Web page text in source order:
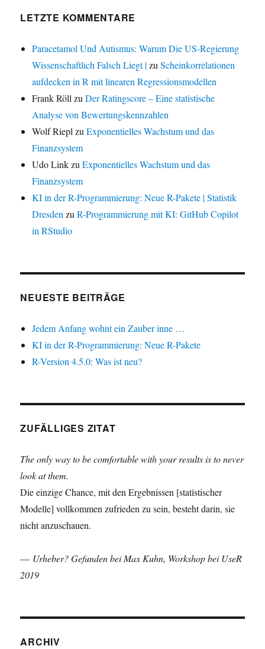
LETZTE KOMMENTARE
Paracetamol Und Autismus: Warum Die US-Regierung
Wissenschaftlich Falsch Liegt |zuScheinkorrelationen
aufdecken in R mit linearen Regressionsmodellen
Frank Röll zuDer Ratingscore – Eine statistische
Analyse von Bewertungskennzahlen
Wolf Riepl zuExponentielles Wachstum und das
Finanzsystem
Udo LinkzuExponentielles Wachstum und das
Finanzsystem
KI in der R-Programmierung: Neue R-Pakete | Statistik
Dresden zuR-Programmierung mit KI: GitHub Copilot
in RStudio
NEUESTE BEITRÄGE
Jedem Anfang wohnt ein Zauber inne …
KI in der R-Programmierung: Neue R-Pakete
R-Version 4.5.0: Was ist neu?
ZUFÄLLIGES ZITAT
The only way to be comfortable with your results is to never
look at them.
Die einzige Chance, mit den Ergebnissen [statistischer
Modelle] vollkommen zufrieden zu sein, besteht darin, sie
nicht anzuschauen.
— Urheber? Gefunden bei Max Kuhn, Workshop bei UseR
2019
ARCHIV